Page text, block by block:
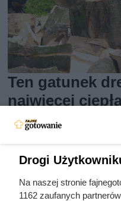
Ten gatunek
najwięcej
go kupują.
Drogi
Na naszej stronie
1162 zaufanych